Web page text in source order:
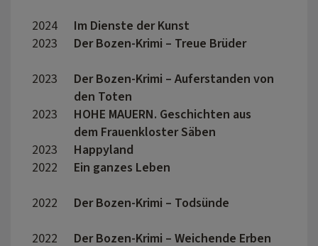
2024
Im Dienste der Kunst
2023
Der Bozen-Krimi – Treue Brüder
2023
Der Bozen-Krimi – Auferstanden von
den Toten
2023
HOHE MAUERN. Geschichten aus
dem Frauenkloster Säben
2023
Happyland
2022
Ein ganzes Leben
2022
Der Bozen-Krimi – Todsünde
2022
Der Bozen-Krimi – Weichende Erben